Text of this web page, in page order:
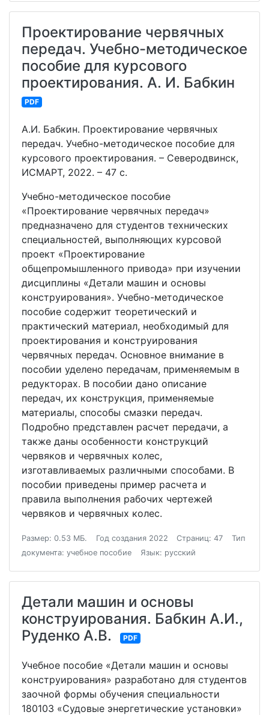
Проектирование червячных
передач. Учебно-методическое
пособие для курсового
проектирования. А. И. Бабкин
PDF
А.И. Бабкин. Проектирование червячных
передач. Учебно-методическое пособие для
курсового проектирования. – Северодвинск,
ИСМАРТ, 2022. – 47 с.
Учебно-методическое пособие
«Проектирование червячных передач»
предназначено для студентов технических
специальностей, выполняющих курсовой
проект «Проектирование
общепромышленного привода» при изучении
дисциплины «Детали машин и основы
конструирования». Учебно-методическое
пособие содержит теоретический и
практический материал, необходимый для
проектирования и конструирования
червячных передач. Основное внимание в
пособии уделено передачам, применяемым в
редукторах. В пособии дано описание
передач, их конструкция, применяемые
материалы, способы смазки передач.
Подробно представлен расчет передачи, а
также даны особенности конструкций
червяков и червячных колес,
изготавливаемых различными способами. В
пособии приведены пример расчета и
правила выполнения рабочих чертежей
червяков и червячных колес.
Размер: 0.53 МБ. Год создания 2022 Страниц: 47
Тип
документа: учебное пособие
Язык: русский
Детали машин и основы
конструирования. Бабкин А.И.,
Руденко А.В.
PDF
Учебное пособие «Детали машин и основы
конструирования» разработано для студентов
заочной формы обучения специальности
180103 «Судовые энергетические установки»